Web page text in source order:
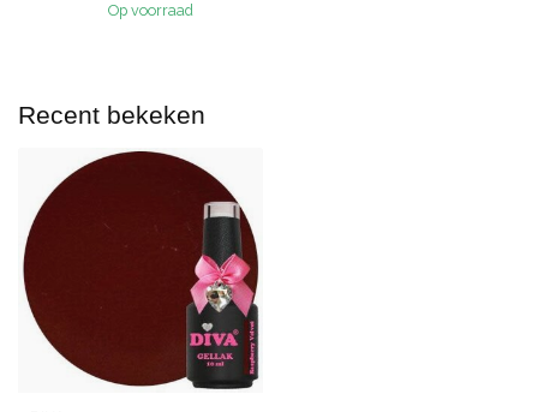
Op voorraad
Recent bekeken